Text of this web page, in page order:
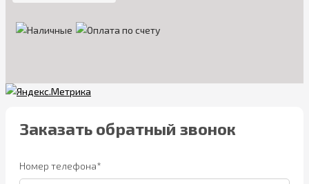
Заказать обратный звонок
Номер телефона*